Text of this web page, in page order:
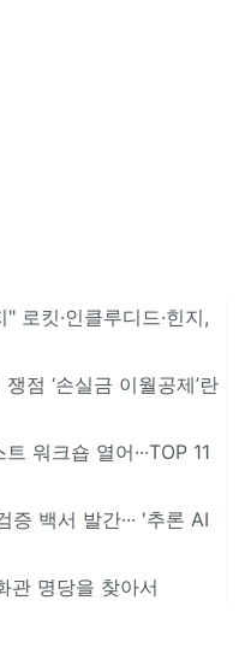
로킷·인클루디드·힌지,
점 ‘손실금 이월공제’란
워크숍 열어···TOP 11
백서 발간··· '추론 AI
관 명당을 찾아서